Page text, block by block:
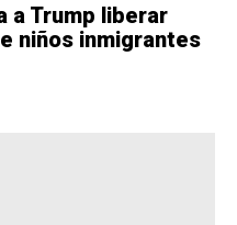
a Trump liberar
niños inmigrantes